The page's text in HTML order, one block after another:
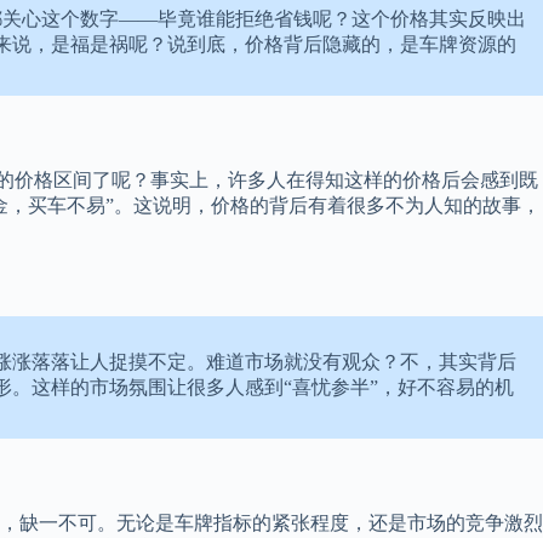
心这个数字——毕竟谁能拒绝省钱呢？这个价格其实反映出
，是福是祸呢？说到底，价格背后隐藏的，是车牌资源的
价格区间了呢？事实上，许多人在得知这样的价格后会感到既
车不易”。这说明，价格的背后有着很多不为人知的故事，
落落让人捉摸不定。难道市场就没有观众？不，其实背后
这样的市场氛围让很多人感到“喜忧参半”，好不容易的机
缺一不可。无论是车牌指标的紧张程度，还是市场的竞争激烈